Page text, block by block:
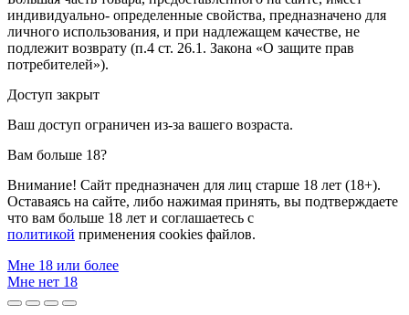
индивидуально- определенные свойства, предназначено для
личного использования, и при надлежащем качестве, не
подлежит возврату (п.4 ст. 26.1. Закона «О защите прав
потребителей»).
Доступ закрыт
Ваш доступ ограничен из-за вашего возраста.
Вам больше 18?
Внимание! Сайт предназначен для лиц старше 18 лет (18+).
Оставаясь на сайте, либо нажимая принять, вы подтверждаете
что вам больше 18 лет и соглашаетесь с
политикой применения cookies файлов.
Мне 18 или более
Мне нет 18